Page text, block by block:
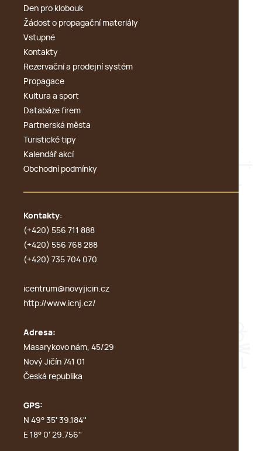
Den pro klobouk
Žádost o propagační materiály
Vstupné
Kontakty
Rezervační a prodejní systém
Propagace
Kultura a sport
Databáze firem
Partnerská města
Turistické tipy
Kalendář akcí
Obchodní podmínky
Kontakty:
(+420) 556 711 888
(+420) 556 768 288
(+420) 735 704 070
icentrum@novyjicin.cz
http://www.icnj.cz/
Adresa:
Masarykovo nám, 45/29
Nový Jičín 741 01
Česká republika
GPS:
N 49° 35' 39.184''
E 18° 0' 29.756''